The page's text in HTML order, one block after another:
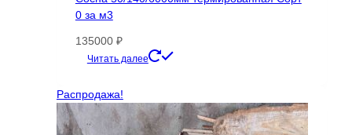
0 за м3
135000 ₽
Читать далее
Распродажа!